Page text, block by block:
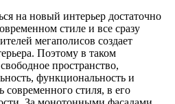
на новый интерьер достаточно
стиле и все сразу
мегаполисов создает
Поэтому в таком
пространство,
функциональность и
современного стиля, в его